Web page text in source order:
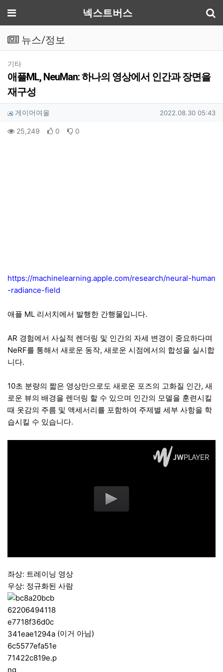
메뉴 넥스트버스
뉴스/정보
기타분류
애플ML, NeuMan: 하나의 영상에서 인간과 장면을
재구성
작성자 정보
게이머여울 작성일
2022.08.30 05:43
컨텐츠 정보
25,249 조회 0 추천 0
https://machinelearning.apple.com/research/neural-human
-radiance-field
애플 ML 리서치에서 발행한 간행물입니다.
AR 경험에서 사실적 렌더링 및 인간의 자세 변경이 중요하다며
NeRF를 통해서 새로운 동작, 새로운 시점에서의 합성을 실시합
니다.
10초 분량의 짧은 영상만으로도 새로운 포즈의 고화질 인간, 새
로운 뷰의 배경을 렌더링 할 수 있으며 인간의 모델을 훈련시킬
때 옷감의 주름 및 액세서리를 포함하여 주제별 세부 사항을 학
습시킬 수 있습니다.
좌상: 트레이닝 영상
우상: 정규화된 사람
(이거 아님)